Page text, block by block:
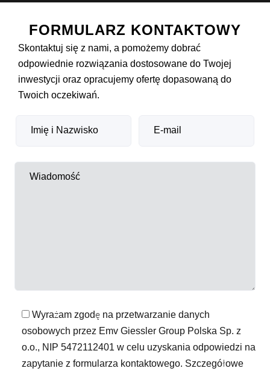
FORMULARZ KONTAKTOWY
Skontaktuj się z nami, a pomożemy dobrać
odpowiednie rozwiązania dostosowane do Twojej
inwestycji oraz opracujemy ofertę dopasowaną do
Twoich oczekiwań.
Wyrażam zgodę na przetwarzanie danych
osobowych przez Emv Giessler Group Polska Sp. z
o.o., NIP 5472112401 w celu uzyskania odpowiedzi na
zapytanie z formularza kontaktowego. Szczegółowe